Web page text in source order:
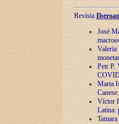
Revista
José
Valeria
Petr P.
Marta
Víctor
Latina: